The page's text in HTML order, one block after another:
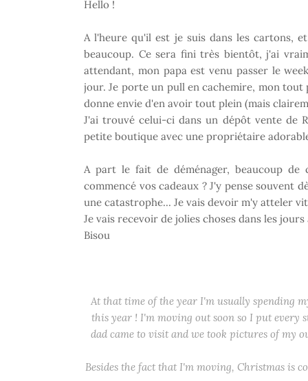
Hello !
A l'heure qu'il est je suis dans les cartons,
beaucoup. Ce sera fini très bientôt, j'ai
attendant, mon papa est venu passer le
jour. Je porte un pull en cachemire, mon
donne envie d'en avoir tout plein (mais
J'ai trouvé celui-ci dans un dépôt vente de
petite boutique avec une propriétaire
A part le fait de déménager, beaucoup de
commencé vos cadeaux ? J'y pense souvent
une catastrophe... Je vais devoir m'y atteler
Je vais recevoir de jolies choses dans les
Bisou
At that time of the year I'm usually spending
this year ! I'm moving out soon so I put every
dad came to visit and we took pictures of my
Besides the fact that I'm moving, Christmas is